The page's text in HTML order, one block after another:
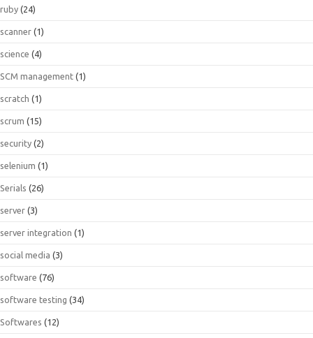
ruby (24)
scanner (1)
science (4)
SCM management (1)
scratch (1)
scrum (15)
security (2)
selenium (1)
Serials (26)
server (3)
server integration (1)
social media (3)
software (76)
software testing (34)
Softwares (12)